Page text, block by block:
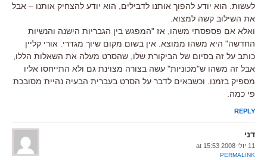
לעשות. הוא יודע להפוך אותנו לדבילים, הוא יודע להצחיק אותנו – אבל
את השילוב קשה למצוא.
ואלא אם פספסתי משהו, אז "המפגש בין הגבריות הישנה והנשיות
החדשה" היא משהו ממוצא. אין בשום מקום שיוך מגדרי. אורי קליין
כותב על זה בסיום של הביקורת שלו, שהסרט מעלה את השאלות הללו,
אבל זה משהו ש"מכוניות" עשה בצורה מצוינת גם ולא התייחסו אליו
מספיק בזמנו. וכשבאים לדבר על הסרט בעברית הבעיה נהיית מסובכת
פי כמה.
REPLY
דני
11 יולי 2008 at 15:53
PERMALINK